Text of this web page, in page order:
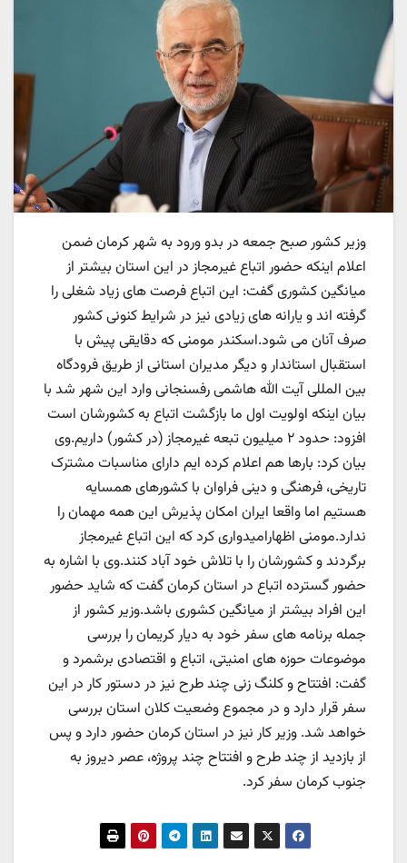
وزیر کشور صبح جمعه در بدو ورود به شهر کرمان ضمن
اعلام اینکه حضور اتباع غیرمجاز در این استان بیشتر از
میانگین کشوری گفت: این اتباع فرصت های زیاد شغلی را
گرفته اند و یارانه های زیادی نیز در شرایط کنونی کشور
صرف آنان می شود.اسکندر مومنی که دقایقی پیش با
استقبال استاندار و دیگر مدیران استانی از طریق فرودگاه
بین المللی آیت الله هاشمی رفسنجانی وارد این شهر شد با
بیان اینکه اولویت اول ما بازگشت اتباع به کشورشان است
افزود: حدود ۲ میلیون تبعه غیرمجاز (در کشور) داریم.وی
بیان کرد: بارها هم اعلام کرده ایم دارای مناسبات مشترک
تاریخی، فرهنگی و دینی فراوان با کشورهای همسایه
هستیم اما واقعا ایران امکان پذیرش این همه مهمان را
ندارد.مومنی اظهارامیدواری کرد که این اتباع غیرمجاز
برگردند و کشورشان را با تلاش خود آباد کنند.وی با اشاره به
حضور گسترده اتباع در استان کرمان گفت که شاید حضور
این افراد بیشتر از میانگین کشوری باشد.وزیر کشور از
جمله برنامه های سفر خود به دیار کریمان را بررسی
موضوعات حوزه های امنیتی، اتباع و اقتصادی برشمرد و
گفت: افتتاح و کلنگ زنی چند طرح نیز در دستور کار در این
سفر قرار دارد و در مجموع وضعیت کلان استان بررسی
خواهد شد. وزیر کار نیز در استان کرمان حضور دارد و پس
از بازدید از چند طرح و افتتاح چند پروژه، عصر دیروز به
جنوب کرمان سفر کرد.